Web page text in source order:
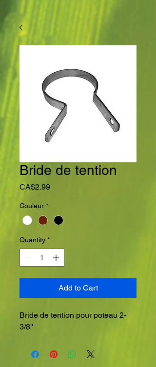
Bride de tention
CA$2.99Price
Couleur *
Quantity *
Add to Cart
Bride de tention pour poteau 2-
3/8''